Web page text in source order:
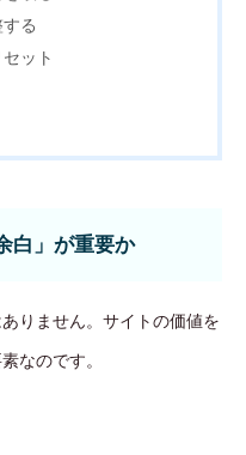
る
ット
白」が重要か
りません。サイトの価値を
なのです。